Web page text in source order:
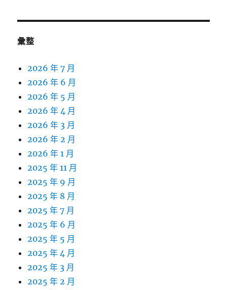
彙整
2026 年 7 月
2026 年 6 月
2026 年 5 月
2026 年 4 月
2026 年 3 月
2026 年 2 月
2026 年 1 月
2025 年 11 月
2025 年 9 月
2025 年 8 月
2025 年 7 月
2025 年 6 月
2025 年 5 月
2025 年 4 月
2025 年 3 月
2025 年 2 月